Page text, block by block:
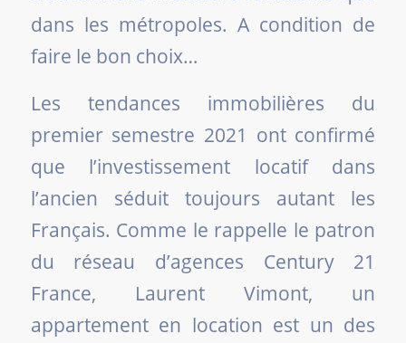
dans les métropoles. A condition de
faire le bon choix…
Les tendances immobilières du
premier semestre 2021 ont confirmé
que l’investissement locatif dans
l’ancien séduit toujours autant les
Français. Comme le rappelle le patron
du réseau d’agences Century 21
France, Laurent Vimont, un
appartement en location est un des